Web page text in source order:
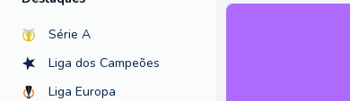
Série A
Liga dos Campeões
Liga Europa